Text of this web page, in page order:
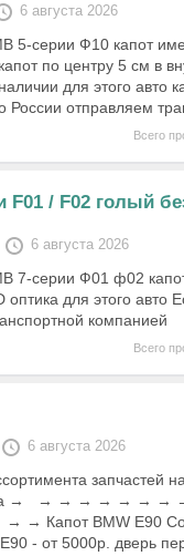
6 августа 2026
5-серии Ф10 капот
по центру 5 см в
для этого авто
России отправляем
Всего
F01 / F02 голый
6 августа 2026
7-серии Ф01 ф02
для этого авто
компанией
Всего
6 августа 2026
запчастей
→ → → → → →
BMW E90
- от 5000р. дверь